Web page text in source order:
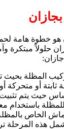
هامة
حلولاً مبتكرة
المظلة بحيث
ثابتة أو
حيث يتم
للمظلة
الخاص
هذه المرحلة